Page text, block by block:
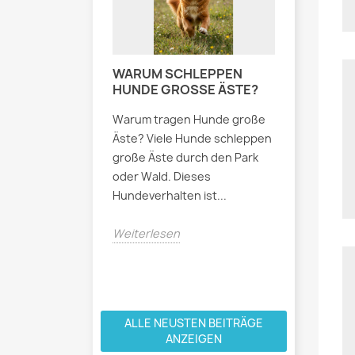
WARUM SCHLEPPEN
HUNDE GROSSE ÄSTE?
Warum tragen Hunde große
Äste? Viele Hunde schleppen
große Äste durch den Park
oder Wald. Dieses
Hundeverhalten ist...
Weiterlesen
stark
ALLE NEUSTEN BEITRÄGE
ANZEIGEN